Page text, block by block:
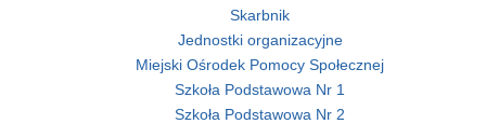
Skarbnik
Jednostki organizacyjne
Miejski Ośrodek Pomocy Społecznej
Szkoła Podstawowa Nr 1
Szkoła Podstawowa Nr 2